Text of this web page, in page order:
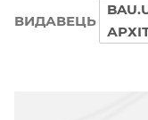
ВИДАВЕЦЬ